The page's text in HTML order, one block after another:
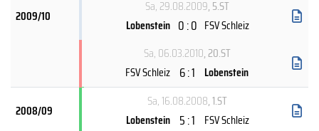
2009/10
Sa, 29.08.2009, 5.ST
Lobenstein 0 : 0 FSV Schleiz
Sa, 06.03.2010, 20.ST
FSV Schleiz 6 : 1 Lobenstein
2008/09
Sa, 16.08.2008, 1.ST
Lobenstein 5 : 1 FSV Schleiz